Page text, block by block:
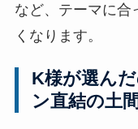
など、テーマに合
くなります。
K様が選ん
ン直結の土